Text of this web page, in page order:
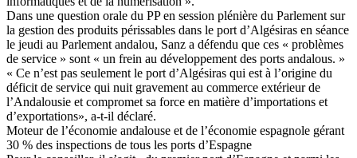
Dans une question orale du PP en session plénière du Parlement sur
la gestion des produits périssables dans le port d’Algésiras en séance
le jeudi au Parlement andalou, Sanz a défendu que ces « problèmes
de service » sont « un frein au développement des ports andalous. »
« Ce n’est pas seulement le port d’Algésiras qui est à l’origine du
déficit de service qui nuit gravement au commerce extérieur de
l’Andalousie et compromet sa force en matière d’importations et
d’exportations», a-t-il déclaré.
Moteur de l’économie andalouse et de l’économie espagnole gérant
30 % des inspections de tous les ports d’Espagne